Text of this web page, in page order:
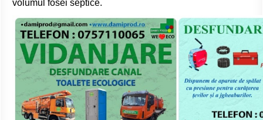
volumul fosei septice.